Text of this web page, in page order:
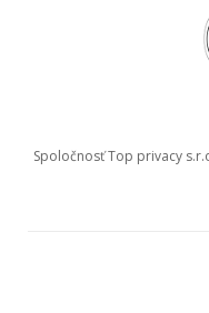
Spoločnosť Top privacy